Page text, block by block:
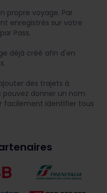
propre voyage. Par
enregistrés sur votre
Pass.
déjà créé afin d'en
des trajets à
pouvez donner un nom
facilement identifier tous